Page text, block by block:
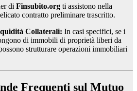
di Finsubito.org ti assistono nella
contratto preliminare trascritto.
Collaterali: In casi specifici, se i
di immobili di proprietà liberi da
strutturare operazioni immobiliari
Frequenti sul Mutuo